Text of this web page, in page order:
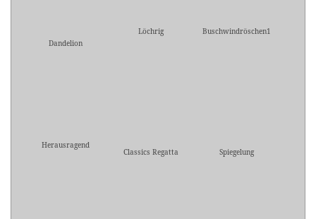
Dandelion
Löchrig Buschwindröschen1
Herausragend
Classics Regatta Spiegelung